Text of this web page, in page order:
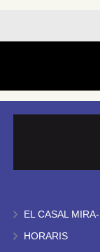
EL CASAL
HORARIS